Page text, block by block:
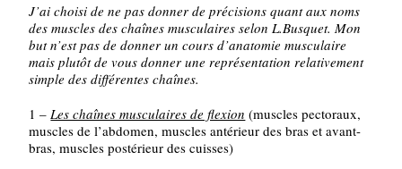
J’ai choisi de ne pas donner de précisions quant aux noms
des muscles des chaînes musculaires selon L.Busquet. Mon
but n’est pas de donner un cours d’anatomie musculaire
mais plutôt de vous donner une représentation relativement
simple des différentes chaînes.
1 – Les chaînes musculaires de flexion (muscles pectoraux,
muscles de l’abdomen, muscles antérieur des bras et avant-
bras, muscles postérieur des cuisses)